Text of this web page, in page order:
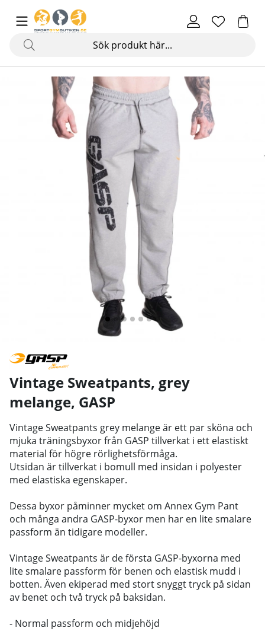
Produktbilder Vintage Sweatpants, grey melange
Vintage Sweatpants, grey
melange, GASP
Vintage Sweatpants grey melange är ett par sköna och
mjuka träningsbyxor från GASP tillverkat i ett elastiskt
material för högre rörlighetsförmåga.
Utsidan är tillverkat i bomull med insidan i polyester
med elastiska egenskaper.
Dessa byxor påminner mycket om Annex Gym Pant
och många andra GASP-byxor men har en lite smalare
passform än tidigare modeller.
Vintage Sweatpants är de första GASP-byxorna med
lite smalare passform för benen och elastisk mudd i
botten. Även ekiperad med stort snyggt tryck på sidan
av benet och två tryck på baksidan.
- Normal passform och midjehöjd